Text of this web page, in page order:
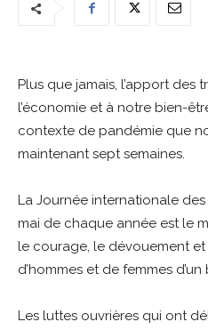
Plus que jamais, l’apport des
l’économie et à notre bien-
contexte de pandémie que
maintenant sept semaines.
La Journée internationale
mai de chaque année est le
le courage, le dévouement et
d’hommes et de femmes
Les luttes ouvrières qui ont